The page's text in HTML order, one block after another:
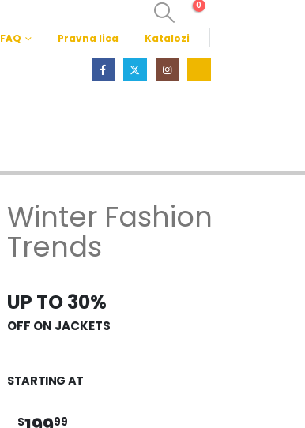
0
FAQ Pravna lica Katalozi
Winter Fashion
Trends
UP TO 30%
OFF ON JACKETS
STARTING AT
$ 99